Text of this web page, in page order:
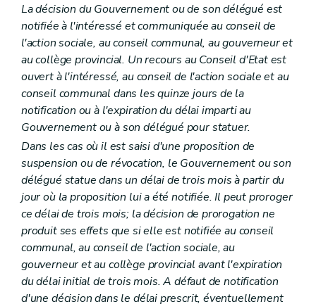
La décision du Gouvernement ou de son délégué est
notifiée à l'intéressé et communiquée au conseil de
l'action sociale, au conseil communal, au gouverneur et
au collège provincial. Un recours au Conseil d'Etat est
ouvert à l'intéressé, au conseil de l'action sociale et au
conseil communal dans les quinze jours de la
notification ou à l'expiration du délai imparti au
Gouvernement ou à son délégué pour statuer.
Dans les cas où il est saisi d'une proposition de
suspension ou de révocation, le Gouvernement ou son
délégué statue dans un délai de trois mois à partir du
jour où la proposition lui a été notifiée. Il peut proroger
ce délai de trois mois; la décision de prorogation ne
produit ses effets que si elle est notifiée au conseil
communal, au conseil de l'action sociale, au
gouverneur et au collège provincial avant l'expiration
du délai initial de trois mois. A défaut de notification
d'une décision dans le délai prescrit, éventuellement